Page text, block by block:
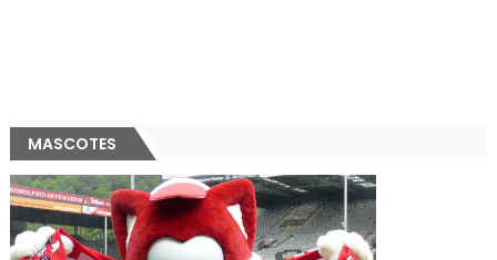
MASCOTES